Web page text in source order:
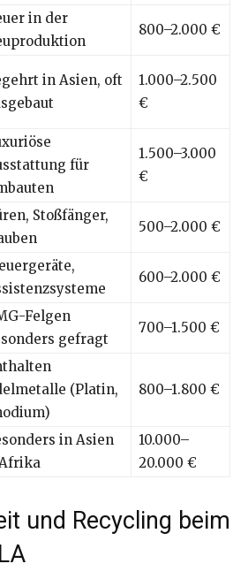
in der
800–2.000 €
in Asien, oft
1.000–2.500
€
für
1.500–3.000
€
Stoßfänger,
500–2.000 €
600–2.000 €
Felgen
gefragt
700–1.500 €
(Platin,
800–1.800 €
in Asien
10.000–
20.000 €
und Recycling beim